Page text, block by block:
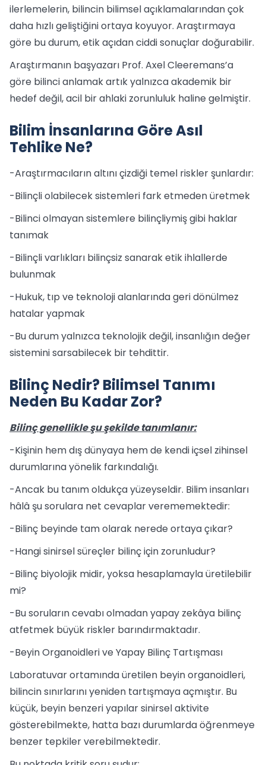
ilerlemelerin, bilincin bilimsel açıklamalarından çok
daha hızlı geliştiğini ortaya koyuyor. Araştırmaya
göre bu durum, etik açıdan ciddi sonuçlar doğurabilir.
Araştırmanın başyazarı Prof. Axel Cleeremans’a
göre bilinci anlamak artık yalnızca akademik bir
hedef değil, acil bir ahlaki zorunluluk haline gelmiştir.
Bilim İnsanlarına Göre Asıl
Tehlike Ne?
-Araştırmacıların altını çizdiği temel riskler şunlardır:
-Bilinçli olabilecek sistemleri fark etmeden üretmek
-Bilinci olmayan sistemlere bilinçliymiş gibi haklar
tanımak
-Bilinçli varlıkları bilinçsiz sanarak etik ihlallerde
bulunmak
-Hukuk, tıp ve teknoloji alanlarında geri dönülmez
hatalar yapmak
-Bu durum yalnızca teknolojik değil, insanlığın değer
sistemini sarsabilecek bir tehdittir.
Bilinç Nedir? Bilimsel Tanımı
Neden Bu Kadar Zor?
Bilinç genellikle şu şekilde tanımlanır:
-Kişinin hem dış dünyaya hem de kendi içsel zihinsel
durumlarına yönelik farkındalığı.
-Ancak bu tanım oldukça yüzeyseldir. Bilim insanları
hâlâ şu sorulara net cevaplar verememektedir:
-Bilinç beyinde tam olarak nerede ortaya çıkar?
-Hangi sinirsel süreçler bilinç için zorunludur?
-Bilinç biyolojik midir, yoksa hesaplamayla üretilebilir
mi?
-Bu soruların cevabı olmadan yapay zekâya bilinç
atfetmek büyük riskler barındırmaktadır.
-Beyin Organoidleri ve Yapay Bilinç Tartışması
Laboratuvar ortamında üretilen beyin organoidleri,
bilincin sınırlarını yeniden tartışmaya açmıştır. Bu
küçük, beyin benzeri yapılar sinirsel aktivite
gösterebilmekte, hatta bazı durumlarda öğrenmeye
benzer tepkiler verebilmektedir.